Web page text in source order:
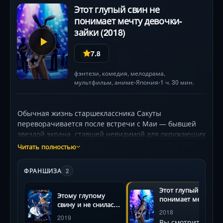
искренней любовью к героям .
Этот глупый свин не
понимает мечту девочки-
зайки (2018)
7.8
фэнтези, комедия, мелодрама,
мультфильм,аниме•Япония•1 ч. 30 мин.
Обычная жизнь старшеклассника Сакуты
переворачивается после встречи с Маи — бывшей
звездой экрана, ставшей невидимой для окружающих
из-за таинственного «подросткового синдрома».
парадоксов: временные петли, двойники и шрамы,
появляющиеся из ниоткуда. Вместе с подругой-
учёной Рио и сестрой Каэдэ, пережившей потерю
памяти, они сталкиваются с научно-
фантастическими загадками, где логика граничит с
магией. Визуальная поэтика повседневности и
Читать полностью
ФРАНШИЗА 2
Этому глупому
свину и не снилась
2019
Этот глупый свин
понимает мечту
девочки-зайки
2018